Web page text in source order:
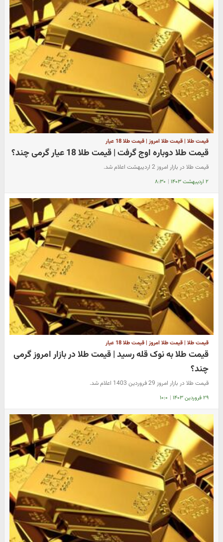
قیمت طلا | قیمت طلا امروز | قیمت طلا 18 عیار
قیمت طلا دوباره اوج گرفت | قیمت طلا 18 عیار گرمی چند؟
قیمت طلا در بازار امروز 2 اردیبهشت اعلام شد.
۲ اردیبهشت ۱۴۰۳ | ۸:۳۰
قیمت طلا | قیمت طلا امروز | قیمت طلا 18 عیار
قیمت طلا به نوک قله رسید | قیمت طلا در بازار امروز گرمی
چند؟
قیمت طلا در بازار امروز 29 فروردین 1403 اعلام شد.
۲۹ فروردین ۱۴۰۳ | ۱۰:۰